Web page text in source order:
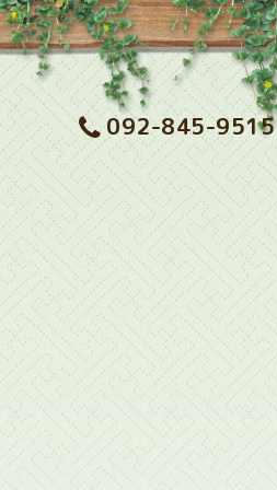
092-845-9515